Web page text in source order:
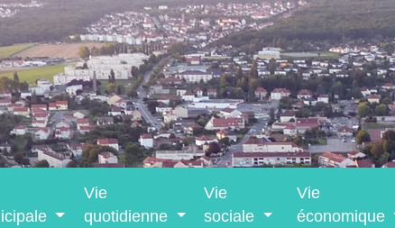
Vie
quotidienne
Vie
sociale
Vie
économique